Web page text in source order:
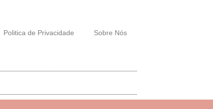
Politica de Privacidade Sobre Nós